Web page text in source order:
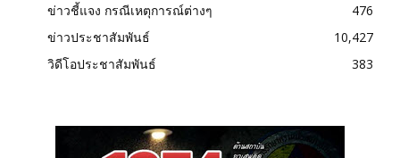
ข่าวชี้แจง กรณีเหตุการณ์ต่างๆ
476
ข่าวประชาสัมพันธ์
10,427
วิดีโอประชาสัมพันธ์
383